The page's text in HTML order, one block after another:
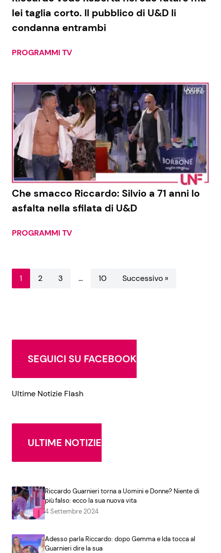
lei taglia corto. Il pubblico di U&D li
condanna entrambi
PROGRAMMI TV
Che smacco Riccardo: Silvio a 71 anni lo
asfalta nella sfilata di U&D
PROGRAMMI TV
1 2 3 … 10 Successivo »
SEGUICI SU FACEBOOK
Ultime Notizie Flash
ULTIME NOTIZIE
Riccardo Guarnieri torna a Uomini e Donne? Niente di
più falso: ecco la sua nuova vita
4 Settembre 2024
Adesso parla Riccardo: dopo Gemma e Ida tocca al
Guarnieri dire la sua